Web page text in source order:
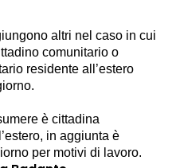
altri nel caso in cui
comunitario o
residente all’estero
è cittadina
in aggiunta è
per motivi di lavoro.